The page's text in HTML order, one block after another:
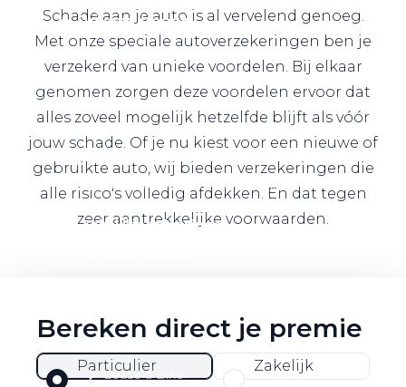
Private Lease
Terug
Direct naar
Website Pon Center Zakelijk
Zakelijke oplossingen
Berijdersinfo
Lease a Bike
Schade aan je auto is al vervelend genoeg.
Met onze speciale autoverzekeringen ben je
verzekerd van unieke voordelen. Bij elkaar
genomen zorgen deze voordelen ervoor dat
alles zoveel mogelijk hetzelfde blijft als vóór
jouw schade. Of je nu kiest voor een nieuwe of
gebruikte auto, wij bieden verzekeringen die
alle risico's volledig afdekken. En dat tegen
zeer aantrekkelijke voorwaarden.
Bereken direct je premie
Particulier Zakelijk